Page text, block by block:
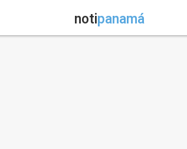
notipanamá